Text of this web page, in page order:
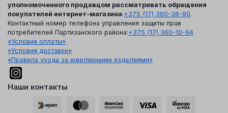
уполномоченного продавцом рассматривать обращения
покупателей интернет-магазина:+375 (17) 360-36-90.
Контактный номер телефона управления защиты прав
потребителей Партизанского района:+375 (17) 360-10-94
«Условия оплаты»
«Условия доставки»
«Правила ухода за ювелирными изделиями»
Наши контакты